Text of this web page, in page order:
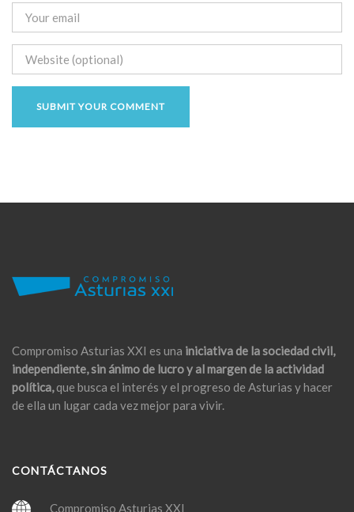
Compromiso Asturias XXI es una iniciativa de la sociedad civil,
independiente, sin ánimo de lucro y al margen de la actividad
política,que busca el interés y el progreso de Asturias y hacer
de ella un lugar cada vez mejor para vivir.
CONTÁCTANOS
Compromiso Asturias XXI